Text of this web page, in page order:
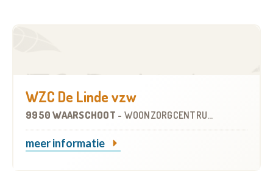
WZC De Linde vzw
9950 WAARSCHOOT - WOONZORGCENTRUM (WZC)
meer informatie